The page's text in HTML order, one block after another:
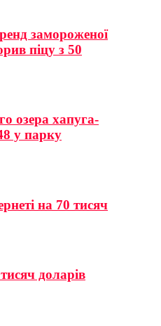
замороженої
піцу з 50
озера хапуга-
у парку
на 70 тисяч
доларів